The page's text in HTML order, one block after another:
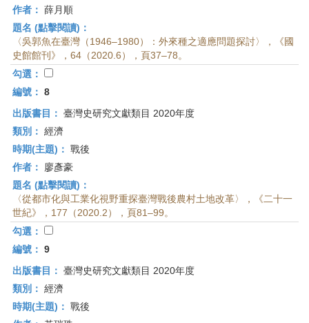
作者： 薛月順
題名 (點擊閱讀)：
〈吳郭魚在臺灣（1946–1980）：外來種之適應問題探討〉，《國
史館館刊》，64（2020.6），頁37–78。
勾選：
編號： 8
出版書目： 臺灣史研究文獻類目 2020年度
類別： 經濟
時期(主題)： 戰後
作者：
廖彥豪
題名 (點擊閱讀)：
〈從都市化與工業化視野重探臺灣戰後農村土地改革〉，《二十一
世紀》，177（2020.2），頁81–99。
勾選：
編號： 9
出版書目： 臺灣史研究文獻類目 2020年度
類別： 經濟
時期(主題)： 戰後